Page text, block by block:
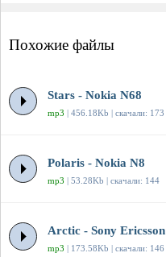
Похожие файлы
Stars - Nokia N68
mp3 | 456.18Kb | скачали: 173
Polaris - Nokia N8
mp3 | 53.28Kb | скачали: 144
Arctic - Sony Ericsson
mp3 | 173.58Kb | скачали: 146